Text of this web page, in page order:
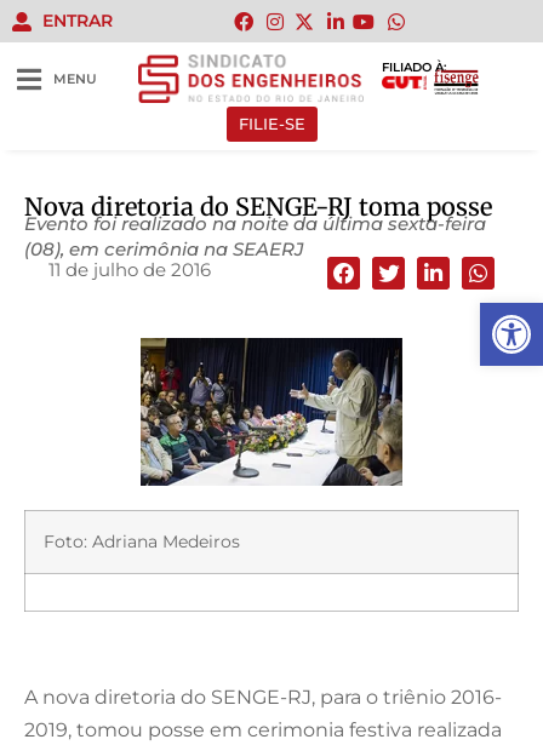
Abrir
ENTRAR
MENU
FILIADO À:
FILIE-SE
Nova diretoria do SENGE-RJ toma posse
Evento foi realizado na noite da última sexta-feira
(08), em cerimônia na SEAERJ
11 de julho de 2016
Foto: Adriana Medeiros
A nova diretoria do SENGE-RJ, para o triênio 2016-
2019, tomou posse em cerimonia festiva realizada